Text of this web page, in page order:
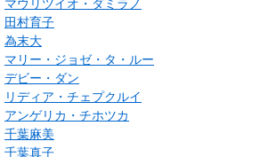
マウリツイオ・ダミラノ
田村育子
為末大
マリー・ジョゼ・タ・ルー
デビー・ダン
リディア・チェプクルイ
アンゲリカ・チホツカ
千葉麻美
千葉真子